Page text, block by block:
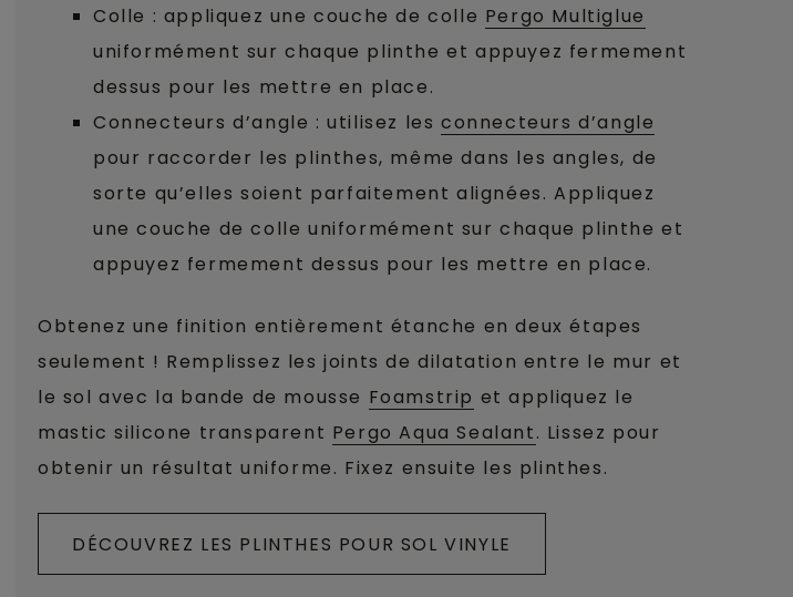
Colle : appliquez une couche de colle Pergo Multiglue
uniformément sur chaque plinthe et appuyez fermement
dessus pour les mettre en place.
Connecteurs d’angle : utilisez lesconnecteurs d’angle
pour raccorder les plinthes, même dans les angles, de
sorte qu’elles soient parfaitement alignées. Appliquez
une couche de colle uniformément sur chaque plinthe et
appuyez fermement dessus pour les mettre en place.
Obtenez une finition entièrement étanche en deux étapes
seulement ! Remplissez les joints de dilatation entre le mur et
le sol avec la bande de mousse Foamstrip et appliquez le
mastic silicone transparent Pergo Aqua Sealant. Lissez pour
obtenir un résultat uniforme. Fixez ensuite les plinthes.
DÉCOUVREZ LES PLINTHES POUR SOL VINYLE